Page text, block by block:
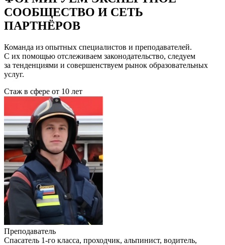
СООБЩЕСТВО И СЕТЬ
ПАРТНЁРОВ
Команда из опытных специалистов и преподавателей.
С их помощью отслеживаем законодательство, следуем
за тенденциями и совершенствуем рынок образовательных
услуг.
Стаж в сфере от 10 лет
Преподаватель
Cпасатель 1-го класса, проходчик, альпинист, водитель,